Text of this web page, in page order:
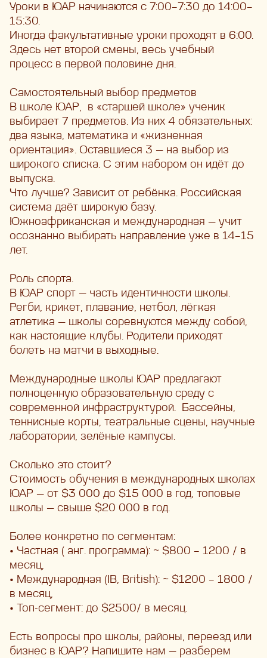
Уроки в ЮАР начинаются с 7:00–7:30 до 14:00–
15:30.
Иногда факультативные уроки проходят в 6:00.
Здесь нет второй смены, весь учебный
процесс в первой половине дня.
Самостоятельный выбор предметов
В школе ЮАР, в «старшей школе» ученик
выбирает 7 предметов. Из них 4 обязательных:
два языка, математика и «жизненная
ориентация». Оставшиеся 3 — на выбор из
широкого списка. С этим набором он идёт до
выпуска.
Что лучше? Зависит от ребёнка. Российская
система даёт широкую базу.
Южноафриканская и международная — учит
осознанно выбирать направление уже в 14–15
лет.
Роль спорта.
В ЮАР спорт — часть идентичности школы.
Регби, крикет, плавание, нетбол, лёгкая
атлетика — школы соревнуются между собой,
как настоящие клубы. Родители приходят
болеть на матчи в выходные.
Международные школы ЮАР предлагают
полноценную образовательную среду с
современной инфраструктурой. Бассейны,
теннисные корты, театральные сцены, научные
лаборатории, зелёные кампусы.
Сколько это стоит?
Стоимость обучения в международных школах
ЮАР — от $3 000 до $15 000 в год, топовые
школы — свыше $20 000 в год.
Более конкретно по сегментам:
• Частная ( анг. программа): ~ $800 – 1200 / в
месяц,
• Международная (IB, British): ~ $1200 – 1800 /
в месяц,
• Топ-сегмент: до $2500/ в месяц.
Есть вопросы про школы, районы, переезд или
бизнес в ЮАР? Напишите нам — разберем